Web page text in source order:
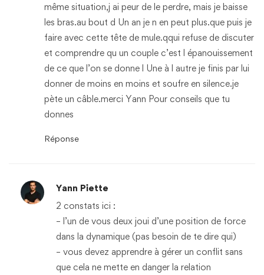
même situation,j ai peur de le perdre, mais je baisse
les bras.au bout d Un an je n en peut plus.que puis je
faire avec cette tête de mule.qqui refuse de discuter
et comprendre qu un couple c’est l épanouissement
de ce que l’on se donne l Une à l autre je finis par lui
donner de moins en moins et soufre en silence.je
pète un câble.merci Yann Pour conseils que tu
donnes
Réponse
Yann Piette
2 constats ici :
– l’un de vous deux joui d’une position de force
dans la dynamique (pas besoin de te dire qui)
– vous devez apprendre à gérer un conflit sans
que cela ne mette en danger la relation